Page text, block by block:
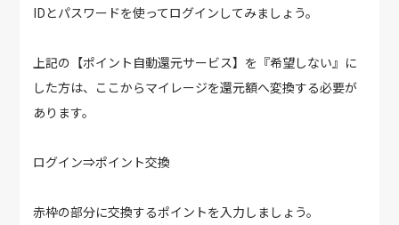
IDとパスワードを使ってログインしてみましょう。
上記の【ポイント自動還元サービス】を『希望しない』に
した方は、ここからマイレージを還元額へ変換する必要が
あります。
ログイン⇒ポイント交換
赤枠の部分に交換するポイントを入力しましょう。